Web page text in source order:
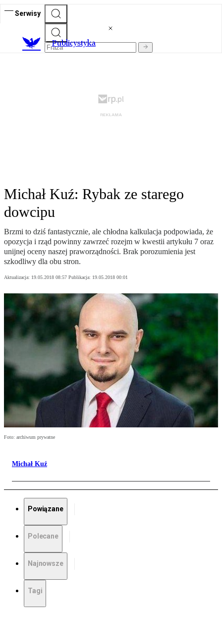
Serwisy
Publicystyka
Michał Kuź: Rybak ze starego
dowcipu
Brzmi to dziś fantastycznie, ale chłodna kalkulacja podpowiada, że
opozycja i rząd powinny zawrzeć rozejm w kwestii artykułu 7 oraz
unijnej oceny naszej praworządności. Brak porozumienia jest
szkodliwy dla obu stron.
Aktualizacja: 19.05.2018 08:57 Publikacja: 19.05.2018 00:01
Foto: archiwum prywatne
Michał Kuź
Powiązane
Polecane
Najnowsze
Tagi